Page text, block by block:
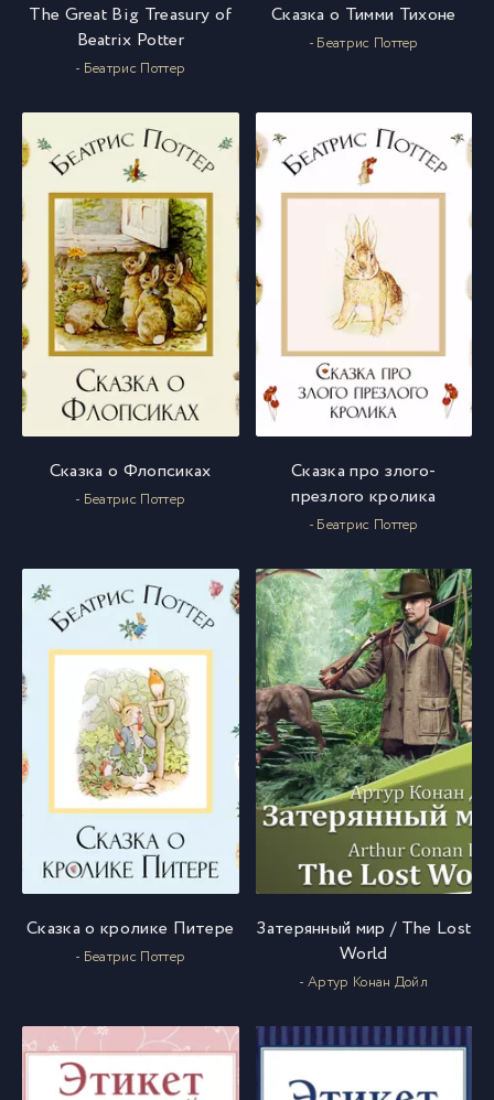
The Great Big Treasury of
Beatrix Potter
- Беатрис Поттер
Сказка о Тимми Тихоне
- Беатрис Поттер
Сказка о Флопсиках
- Беатрис Поттер
Сказка про злого-
презлого кролика
- Беатрис Поттер
Сказка о кролике Питере
- Беатрис Поттер
Затерянный мир / The Lost
World
- Артур Конан Дойл